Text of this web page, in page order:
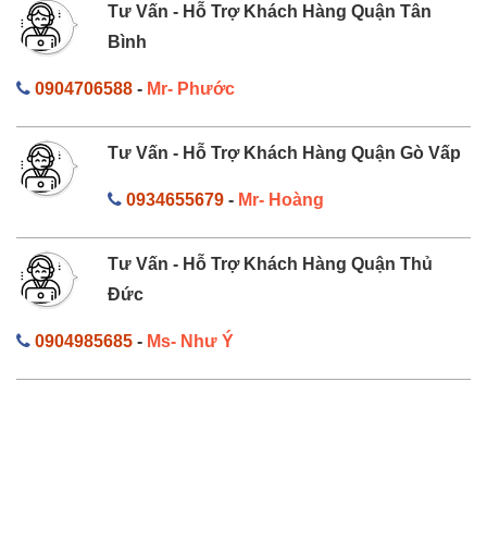
Tư Vấn - Hỗ Trợ Khách Hàng Quận Tân
Bình
0904706588 - Mr- Phước
Tư Vấn - Hỗ Trợ Khách Hàng Quận Gò Vấp
0934655679- Mr- Hoàng
Tư Vấn - Hỗ Trợ Khách Hàng Quận Thủ
Đức
0904985685 - Ms- Như Ý